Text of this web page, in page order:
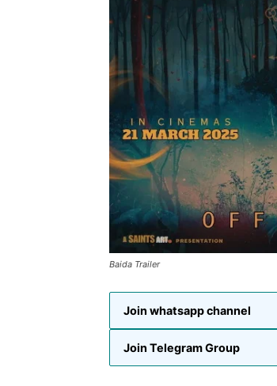
Baida Trailer
Join whatsapp channel
Join Telegram Group